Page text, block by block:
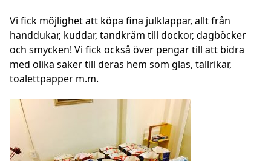
Vi fick möjlighet att köpa fina julklappar, allt från
handdukar, kuddar, tandkräm till dockor, dagböcker
och smycken! Vi fick också över pengar till att bidra
med olika saker till deras hem som glas, tallrikar,
toalettpapper m.m.